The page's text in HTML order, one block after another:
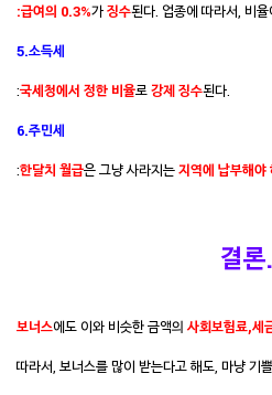
:급여의 0.3%가징수된다. 업종에 따라서, 비
5.소득세
:국세청에서 정한 비율로강제 징수된다.
6.주민세
:한달치 월급은 그냥 사라지는지역에 납부해야
결론.
보너스에도 이와 비슷한 금액의 사회보험료,세
따라서, 보너스를 많이 받는다고 해도, 마냥 기